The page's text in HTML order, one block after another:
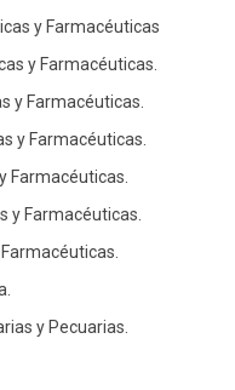
y Farmacéuticas
y Farmacéuticas.
y Farmacéuticas.
y Farmacéuticas.
Farmacéuticas.
y Farmacéuticas.
y Pecuarias.